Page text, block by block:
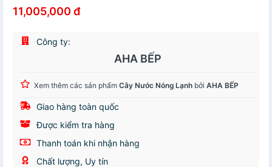
11,005,000 đ
Công ty:
AHA BẾP
Xem thêm các sản phẩm Cây Nước Nóng Lạnh bởi AHA BẾP
Giao hàng toàn quốc
Được kiểm tra hàng
Thanh toán khi nhận hàng
Chất lượng, Uy tín